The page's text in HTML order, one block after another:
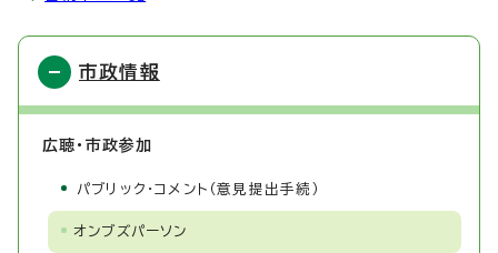
市政情報
広聴・市政参加
パブリック・コメント（意見提出手続）
オンブズパーソン